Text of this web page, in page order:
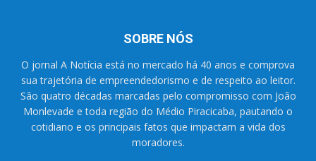
SOBRE NÓS
O jornal A Notícia está no mercado há 40 anos e comprova
sua trajetória de empreendedorismo e de respeito ao leitor.
São quatro décadas marcadas pelo compromisso com João
Monlevade e toda região do Médio Piracicaba, pautando o
cotidiano e os principais fatos que impactam a vida dos
moradores.